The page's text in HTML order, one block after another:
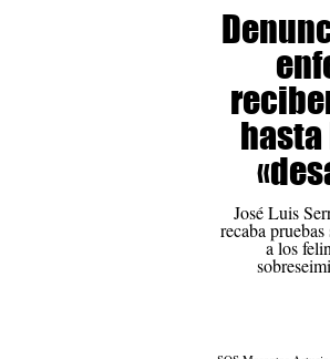
José Luis
recaba
a los